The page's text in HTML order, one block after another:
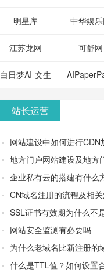
明星库 中华娱
江苏龙网 可舒网
白日梦AI-文生
视频类AIGC
千字大
站长运营
网站建设中如何进行CDN
地方门户网站建设及地方
企业私有云的搭建有什么
CN域名注册的流程及相
SSL证书有效期为什么不
网站安全监测有必要吗
为什么老域名比新注册的
什么是TTL值？如何设置